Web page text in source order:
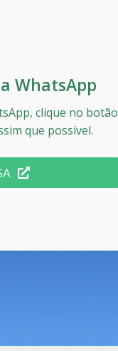
WhatsApp
clique no botão
que possível.